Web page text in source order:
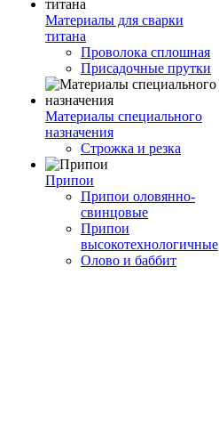
Материалы для сварки
титана
Проволока сплошная
Присадочные прутки
Материалы специального
назначения
Строжка и резка
Припои
Припои оловянно-
свинцовые
Припои
высокотехнологичные
Олово и баббит